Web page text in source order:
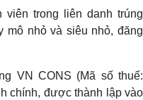
viên trong liên danh trúng
mô nhỏ và siêu nhỏ, đăng
VN CONS (Mã số thuế:
chính, được thành lập vào